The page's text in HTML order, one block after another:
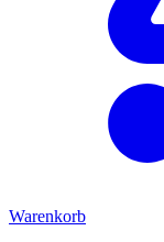
Warenkorb